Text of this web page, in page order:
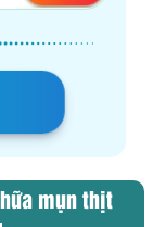
mụn thịt